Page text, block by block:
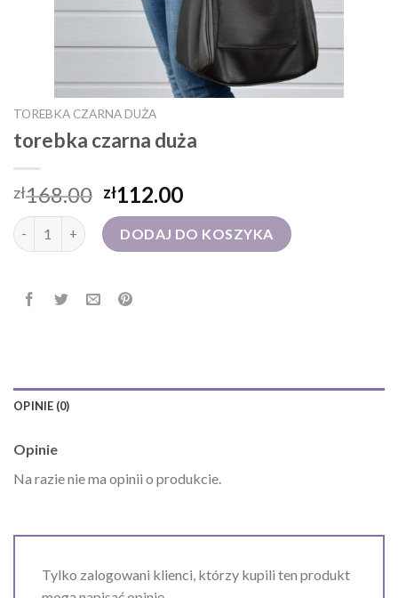
TOREBKA CZARNA DUŻA
torebka czarna duża
zł168.00 zł112.00
ilość torebka czarna dużaDODAJ DO KOSZYKA
OPINIE (0)
Opinie
Na razie nie ma opinii o produkcie.
Tylko zalogowani klienci, którzy kupili ten produkt